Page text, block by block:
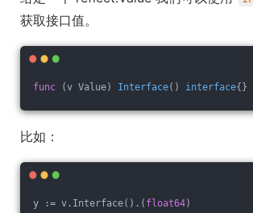
获取接口值。
func (v Value) Interface() interface{}
比如：
y := v.Interface().( float64)